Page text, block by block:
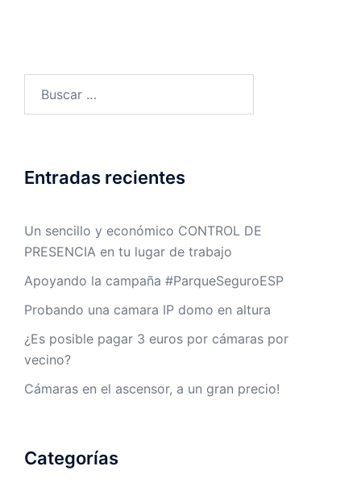
Entradas recientes
Un sencillo y económico CONTROL DE
PRESENCIA en tu lugar de trabajo
Apoyando la campaña #ParqueSeguroESP
Probando una camara IP domo en altura
¿Es posible pagar 3 euros por cámaras por
vecino?
Cámaras en el ascensor, a un gran precio!
Categorías